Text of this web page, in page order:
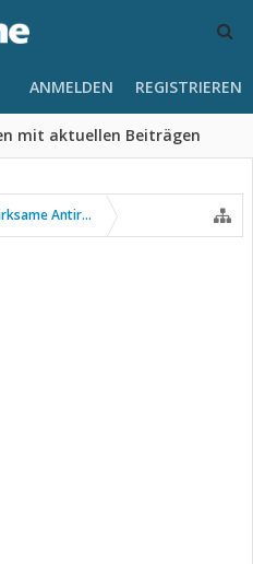
mit aktuellen Beiträgen
ANMELDEN REGISTRIEREN
Antirheumatika